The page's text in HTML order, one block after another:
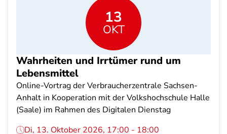
13
OKT
Wahrheiten und Irrtümer rund um
Lebensmittel
Online-Vortrag der Verbraucherzentrale Sachsen-
Anhalt in Kooperation mit der Volkshochschule Halle
(Saale) im Rahmen des Digitalen Dienstag
Di, 13. Oktober 2026, 17:00 - 18:00